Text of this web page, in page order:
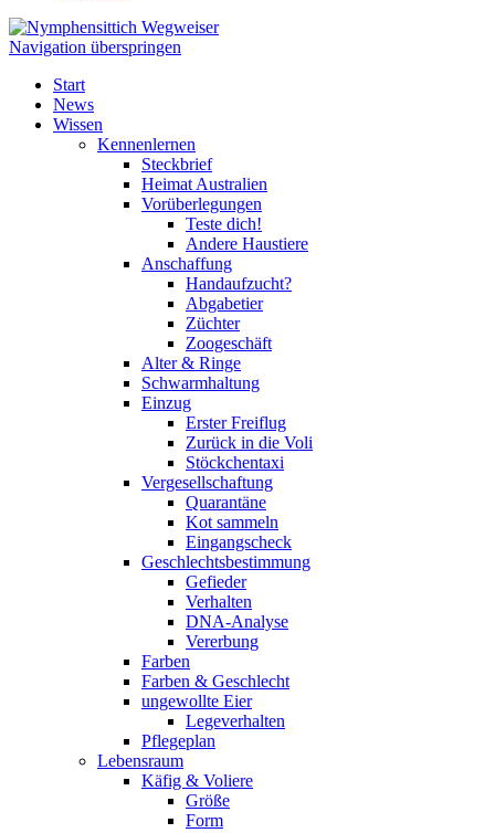
Navigation überspringen
Start
News
Wissen
Kennenlernen
Steckbrief
Heimat Australien
Vorüberlegungen
Teste dich!
Andere Haustiere
Anschaffung
Handaufzucht?
Abgabetier
Züchter
Zoogeschäft
Alter & Ringe
Schwarmhaltung
Einzug
Erster Freiflug
Zurück in die Voli
Stöckchentaxi
Vergesellschaftung
Quarantäne
Kot sammeln
Eingangscheck
Geschlechtsbestimmung
Gefieder
Verhalten
DNA-Analyse
Vererbung
Farben
Farben & Geschlecht
ungewollte Eier
Legeverhalten
Pflegeplan
Lebensraum
Käfig & Voliere
Größe
Form